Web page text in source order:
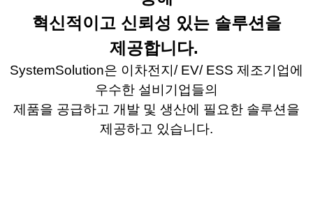
혁신적이고 신뢰성 있는 솔루션을
제공합니다.
SystemSolution은 이차전지 / EV/ ESS 제조기업에
우수한 설비기업들의
제품을 공급하고 개발 및 생산에 필요한 솔루션을
제공하고 있습니다.